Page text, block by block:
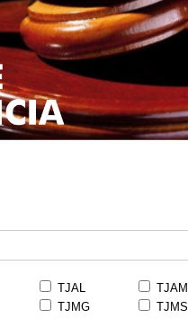
TJAL TJAM
TJMG TJMS